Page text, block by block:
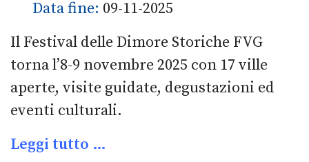
Data fine: 09-11-2025
Il Festival delle Dimore Storiche FVG
torna l’8-9 novembre 2025 con 17 ville
aperte, visite guidate, degustazioni ed
eventi culturali.
Leggi tutto …